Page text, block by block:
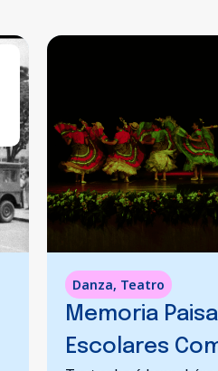
Danza, Teatro
Memoria
Escolares